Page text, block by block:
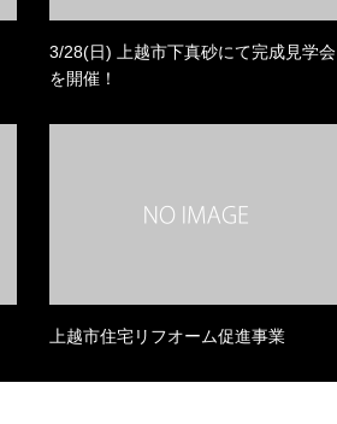
3/28(日) 上越市下真砂にて完成見学会
を開催！
上越市住宅リフオーム促進事業